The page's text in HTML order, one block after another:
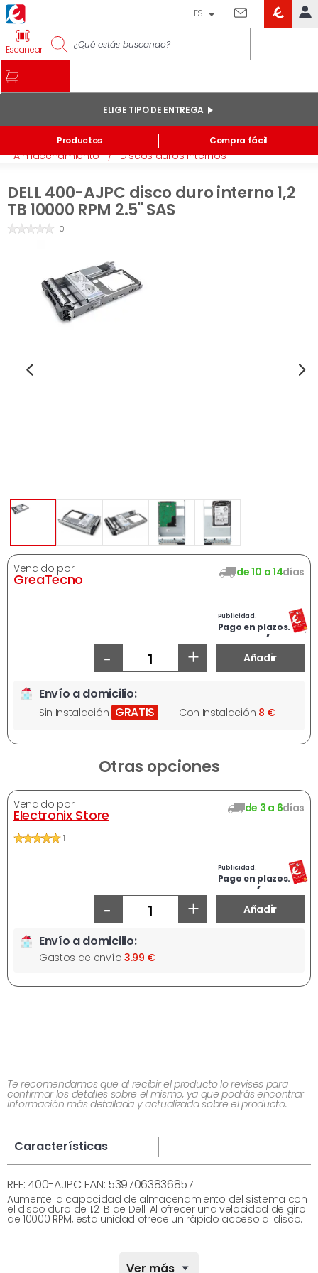
IDENTIFÍCATE
Pedidos online
Mis productos comprados en tienda y online
INFORMACIÓN GENERAL
ES
Escanear
Productos
ELIGE TIPO DE ENTREGA
Compra fácil
Electrónica Accesorios Informática /
Almacenamiento / Discos duros internos
DELL 400-AJPC disco duro interno 1,2
TB 10000 RPM 2.5'' SAS
0
Vendido por
GreaTecno de 10 a 14días
Ahora
325,42€
Publicidad.
Pago en plazos.
- + Añadir
Envío a domicilio:
Sin Instalación GRATIS Con Instalación 8 €
Otras opciones
Vendido por
Electronix Store
1
de 3 a 6días
394,33 €
Publicidad.
Pago en plazos.
- + Añadir
Envío a domicilio:
Gastos de envío 3.99 €
Te recomendamos que al recibir el producto lo revises para
confirmar los detalles sobre el mismo, ya que podrás encontrar
información más detallada y actualizada sobre el producto.
Características
REF: 400-AJPC EAN: 5397063836857
Aumente la capacidad de almacenamiento del sistema con
el disco duro de 1.2TB de Dell. Al ofrecer una velocidad de giro
de 10000 RPM, esta unidad ofrece un rápido acceso al disco.
Referencia del fabricante: 400-AJPC
Ver más